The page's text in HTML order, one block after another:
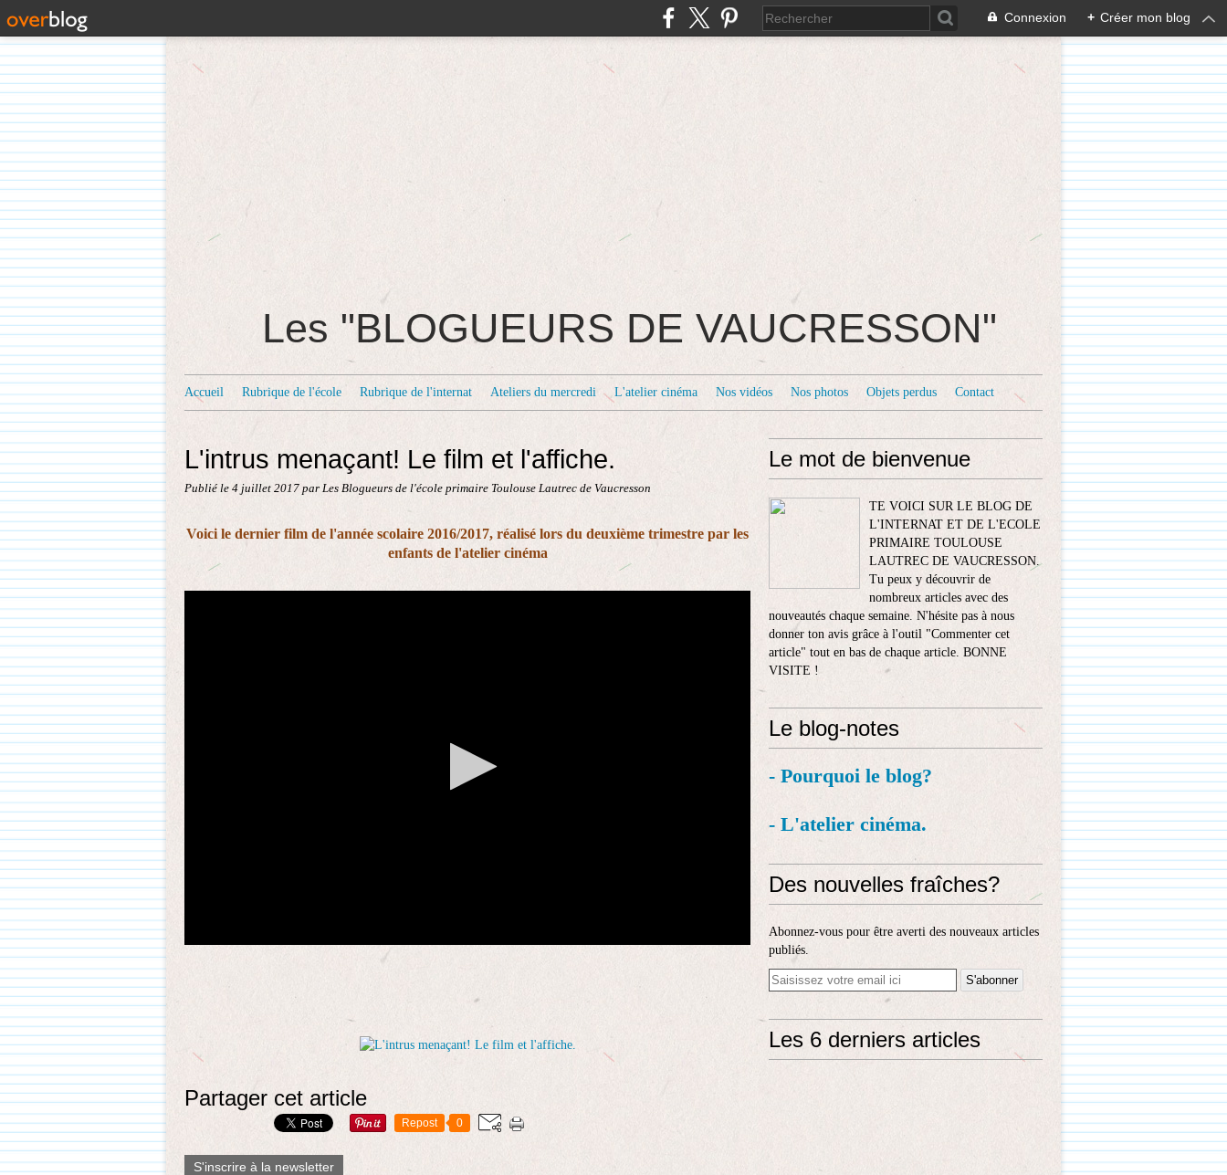
Connexion + Créer mon blog
Les "BLOGUEURS DE VAUCRESSON"
Accueil Rubrique de l'école Rubrique de l'internat Ateliers du mercredi L'atelier cinéma Nos vidéos Nos photos Objets perdus Contact
L'intrus menaçant! Le film et l'affiche.
Publié le 4 juillet 2017 par Les Blogueurs de l'école primaire Toulouse Lautrec de Vaucresson
Voici le dernier film de l'année scolaire 2016/2017, réalisé lors du deuxième trimestre par les
enfants de l'atelier cinéma
Partager cet article
Repost 0
S'inscrire à la newsletter
Le mot de bienvenue
TE VOICI SUR LE BLOG DE
L'INTERNAT ET DE L'ECOLE
PRIMAIRE TOULOUSE
LAUTREC DE VAUCRESSON.
Tu peux y découvrir de
nombreux articles avec des
nouveautés chaque semaine. N'hésite pas à nous
donner ton avis grâce à l'outil "Commenter cet
article" tout en bas de chaque article. BONNE
VISITE !
Le blog-notes
- Pourquoi le blog?
- L'atelier cinéma.
Des nouvelles fraîches?
Abonnez-vous pour être averti des nouveaux articles
publiés.
Les 6 derniers articles